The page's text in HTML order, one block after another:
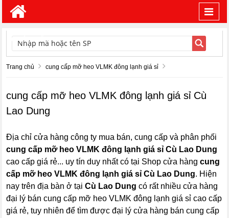
TÌM KIẾM
Trang chủ cung cấp mỡ heo VLMK đông lạnh giá sỉ
cung cấp mỡ heo VLMK đông lạnh giá sỉ Cù
Lao Dung
Địa chỉ cửa hàng công ty mua bán, cung cấp và phân phối
cung cấp mỡ heo VLMK đông lạnh giá sỉ Cù Lao Dung
cao cấp giá rẻ... uy tín duy nhất có tại Shop cửa hàngcung
cấp mỡ heo VLMK đông lạnh giá sỉ Cù Lao Dung. Hiện
nay trên địa bàn ở tạiCù Lao Dung có rất nhiều cửa hàng
đại lý bán cung cấp mỡ heo VLMK đông lạnh giá sỉ cao cấp
giá rẻ, tuy nhiên để tìm được đại lý cửa hàng bán cung cấp